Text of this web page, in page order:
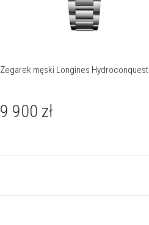
Zegarek męski Longines Hydroconquest
9 900 zł